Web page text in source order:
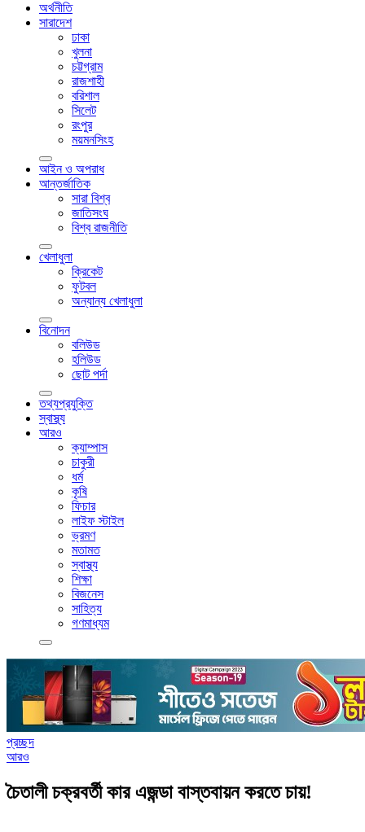
অর্থনীতি
সারাদেশ
ঢাকা
খুলনা
চট্টগ্রাম
রাজশাহী
বরিশাল
সিলেট
রংপুর
ময়মনসিংহ
আইন ও অপরাধ
আন্তর্জাতিক
সারা বিশ্ব
জাতিসংঘ
বিশ্ব রাজনীতি
খেলাধুলা
ক্রিকেট
ফুটবল
অন্যান্য খেলাধুলা
বিনোদন
বলিউড
হলিউড
ছোট পর্দা
তথ্যপ্রযুক্তি
স্বাস্থ্য
আরও
ক্যাম্পাস
চাকুরী
ধর্ম
কৃষি
ফিচার
লাইফ স্টাইল
ভ্রমণ
মতামত
স্বাস্থ্য
শিক্ষা
বিজনেস
সাহিত্য
গণমাধ্যম
প্রচ্ছদ
আরও
চৈতালী চক্রবর্তী কার এজন্ডা বাস্তবায়ন করতে চায়!